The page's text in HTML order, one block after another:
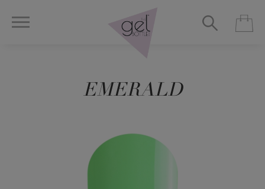
EMERALD